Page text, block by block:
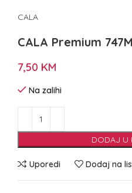
CALA
CALA Premium
7,50 KM
Na zalihi
DODAJ U
Uporedi Dodaj na